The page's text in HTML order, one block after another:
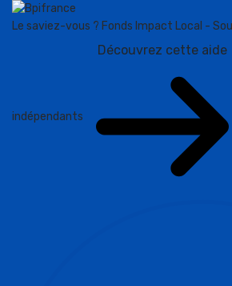
Le saviez-vous ? Fonds Impact Local -
indépendants
Découvrez cette aide